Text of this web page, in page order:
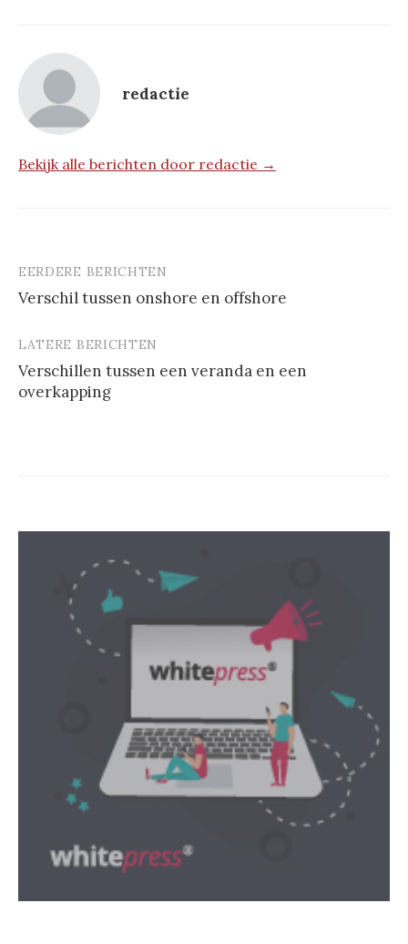
redactie
Bekijk alle berichten door redactie →
Berichtnavigatie
EERDERE BERICHTEN
Verschil tussen onshore en offshore
LATERE BERICHTEN
Verschillen tussen een veranda en een
overkapping